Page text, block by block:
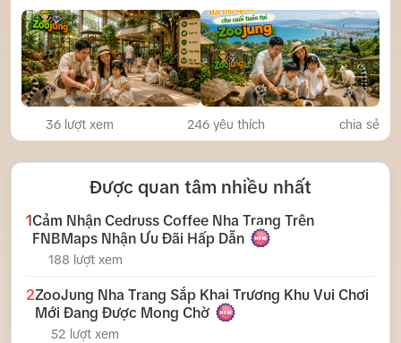
36 lượt xem 246 yêu thích chia sẻ
Được quan tâm nhiều nhất
1Cảm Nhận Cedruss Coffee Nha Trang Trên
FNBMaps Nhận Ưu Đãi Hấp Dẫn
188 lượt xem
2ZooJung Nha Trang Sắp Khai Trương Khu Vui Chơi
Mới Đang Được Mong Chờ
52 lượt xem